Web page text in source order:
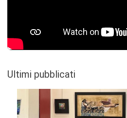
Ultimi pubblicati